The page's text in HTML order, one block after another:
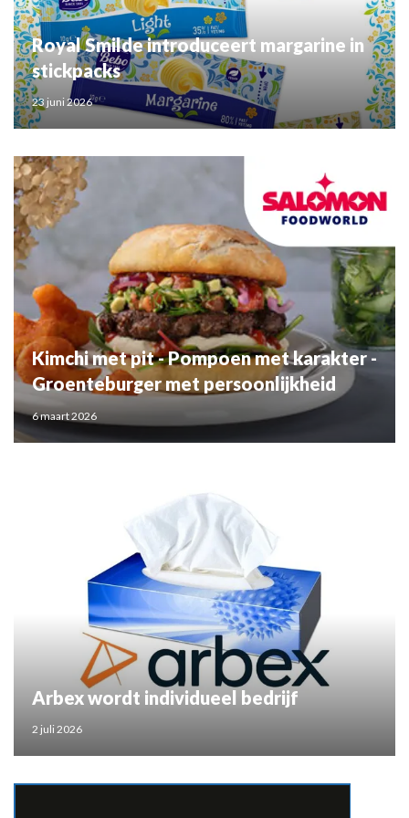
Royal Smilde introduceert margarine in
stickpacks
23 juni 2026
Kimchi met pit - Pompoen met karakter -
Groenteburger met persoonlijkheid
6 maart 2026
Arbex wordt individueel bedrijf
2 juli 2026